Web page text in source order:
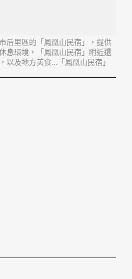
后里區的「鳳凰山民宿」，提供
息環境，「鳳凰山民宿」附近還
以及地方美食...「鳳凰山民宿」